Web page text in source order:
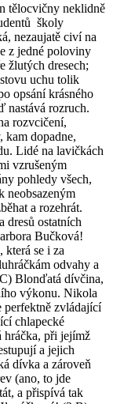
tělocvičny neklidně
školy
nezaujatě civí na
z jedné poloviny
žlutých dresech;
uchu tolik
opsání krásného
nastává rozruch.
rozvcičení,
kam dopadne,
Lidé na lavičkách
vzrušeným
pohledy všech,
neobsazeným
a rozehrát.
dresů ostatních
Bučková!
která se i za
odvahy a
Blonďatá dívčina,
výkonu. Nikola
zvládající
chlapecké
hráčka, při jejímž
a jejich
dívka a zároveň
(ano, to jde
a přispívá tak